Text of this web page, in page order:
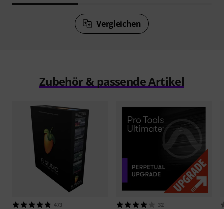
Vergleichen
Zubehör & passende Artikel
473 32